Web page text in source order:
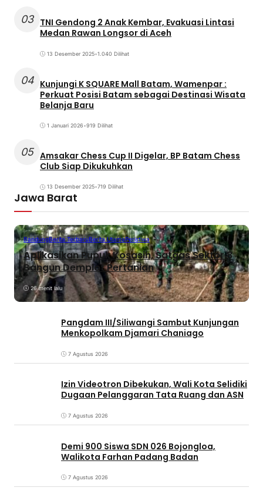
03 TNI Gendong 2 Anak Kembar, Evakuasi Lintasi
Medan Rawan Longsor di Aceh
13 Desember 2025•1.040 Dilihat
04 Kunjungi K SQUARE Mall Batam, Wamenpar :
Perkuat Posisi Batam sebagai Destinasi Wisata
Belanja Baru
1 Januari 2026•919 Dilihat
05 Amsakar Chess Cup II Digelar, BP Batam Chess
Club Siap Dikukuhkan
13 Desember 2025•719 Dilihat
Jawa Barat
BandungBerita TerbaruBerita UtamaPeristiwa
Aplikasikan Pupuk Kosasih, Satgas Sektor 8
Bangun Demplot Pertanian
26 menit lalu
Pangdam III/Siliwangi Sambut Kunjungan
Menkopolkam Djamari Chaniago
7 Agustus 2026
Izin Videotron Dibekukan, Wali Kota Selidiki
Dugaan Pelanggaran Tata Ruang dan ASN
7 Agustus 2026
Demi 900 Siswa SDN 026 Bojongloa,
Walikota Farhan Padang Badan
7 Agustus 2026